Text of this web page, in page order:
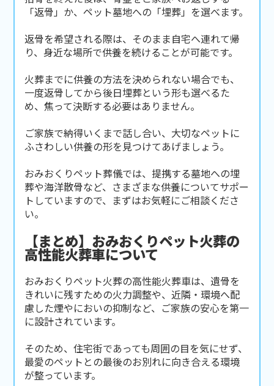
「返骨」か、ペット墓地への「埋葬」を選べます。
返骨を希望される際は、そのまま自宅へ連れて帰
り、身近な場所で供養を続けることが可能です。
火葬までに供養の方法を決められない場合でも、
一度返骨してから後日埋葬という形も選べるた
め、焦って決断する必要はありません。
ご家族で納得いくまで話し合い、大切なペットに
ふさわしい供養の形を見つけてあげましょう。
おみおくりペット葬儀では、提携する墓地への埋
葬や海洋散骨など、さまざまな供養についてサポー
トしていますので、まずはお気軽にご相談くださ
い。
【まとめ】おみおくりペット火葬の
高性能火葬車について
おみおくりペット火葬の高性能火葬車は、遺骨を
きれいに残すための火力調整や、近隣・環境へ配
慮した煙やにおいの抑制など、ご家族の安心を第一
に設計されています。
そのため、住宅街であっても周囲の目を気にせず、
最愛のペットとの最後のお別れに向き合える環境
が整っています。